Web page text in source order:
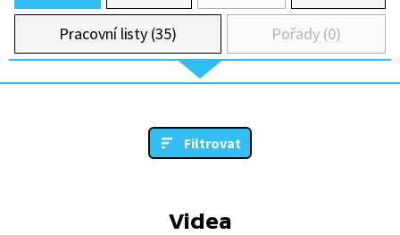
Pracovní listy (35) Pořady (0)
Filtrovat
Videa